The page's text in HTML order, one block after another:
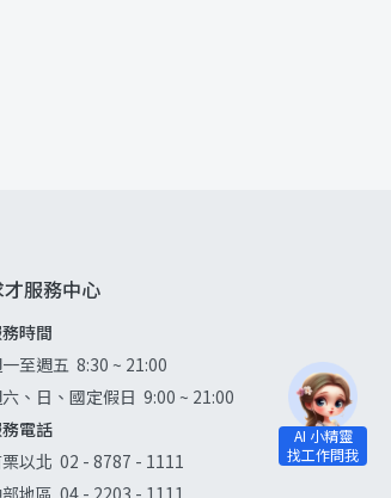
服務中心
時間
至週五 8:30 ~ 21:00
、日、國定假日 9:00 ~ 21:00
電話
以北 02 - 8787 - 1111
地區 04 - 2203 - 1111